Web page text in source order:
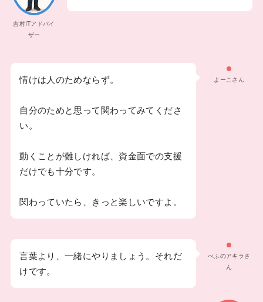
吉村ITアドバイ
ザー
よーこさん
情けは人のためならず。
自分のためと思って関わってみてくださ
い。
動くことが難しければ、資金面での支援
だけでも十分です。
関わっていたら、きっと楽しいですよ。
べふのアキラさ
ん
言葉より、一緒にやりましょう。それだ
けです。